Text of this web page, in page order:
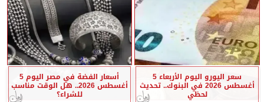
سعر اليورو اليوم الأربعاء 5
أغسطس 2026 في البنوك.. تحديث
لحظي
أسعار الفضة في مصر اليوم 5
أغسطس 2026.. هل الوقت مناسب
للشراء؟